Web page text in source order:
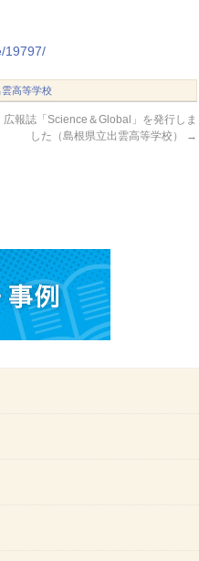
19797/
高等学校
広報誌「Science＆Global」を発行しま
した（島根県立出雲高等学校）
→